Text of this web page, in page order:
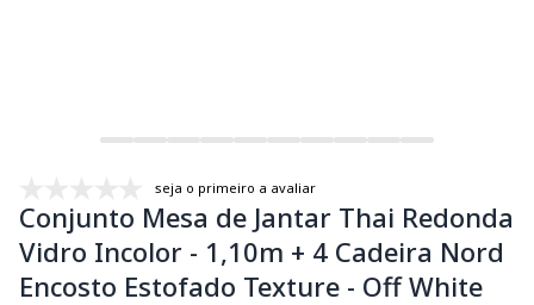
seja o primeiro a avaliar
Conjunto Mesa de Jantar Thai Redonda
Vidro Incolor - 1,10m + 4 Cadeira Nord
Encosto Estofado Texture - Off White